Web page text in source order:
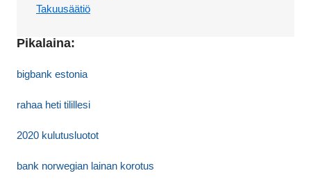
Takuusäätiö
Pikalaina:
bigbank estonia
rahaa heti tilillesi
2020 kulutusluotot
bank norwegian lainan korotus